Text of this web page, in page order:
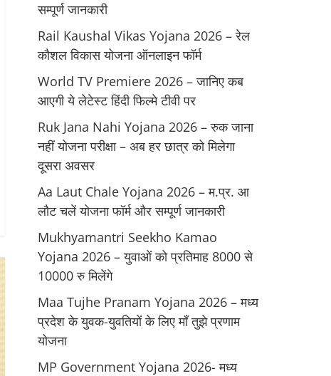
सम्पूर्ण जानकारी
Rail Kaushal Vikas Yojana 2026 – रेल
कौशल विकास योजना ऑनलाइन फॉर्म
World TV Premiere 2026 – जानिए कब
आएगी ये लेटेस्ट हिंदी फिल्मे टीवी पर
Ruk Jana Nahi Yojana 2026 – रुक जाना
नहीं योजना परीक्षा – अब हर छात्र को मिलेगा
दूसरा अवसर
Aa Laut Chale Yojana 2026 – म.प्र. आ
लौट चलें योजना फॉर्म और सम्पूर्ण जानकारी
Mukhyamantri Seekho Kamao
Yojana 2026 – युवाओं को प्रतिमाह 8000 से
10000 रु मिलेंगे
Maa Tujhe Pranam Yojana 2026 – मध्य
प्रदेश के युवक-युवतियों के लिए मॉं तुझे प्रणाम
योजना
MP Government Yojana 2026- मध्य